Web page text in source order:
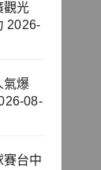
觀光
2026-
氣爆
08-
賽台中